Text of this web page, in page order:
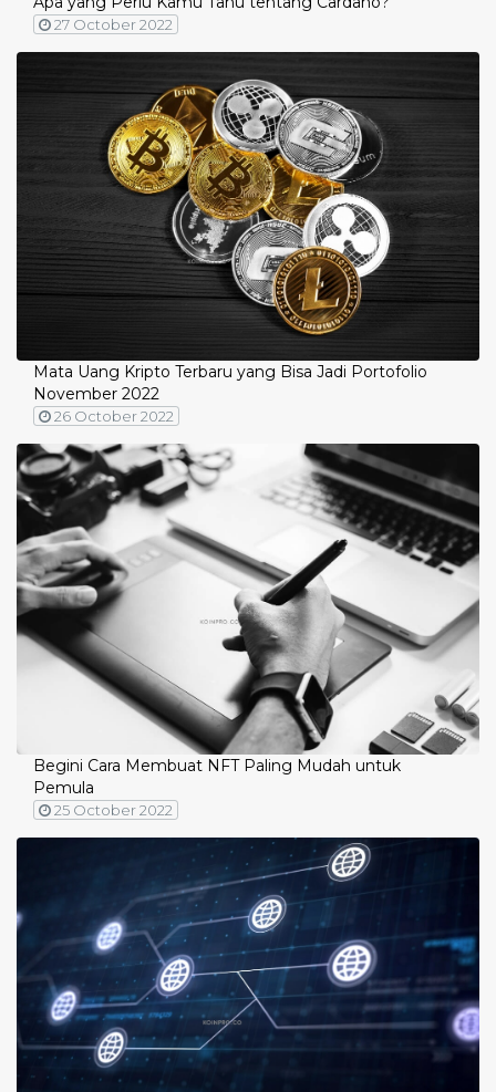
27 October 2022
Mata Uang Kripto Terbaru yang Bisa Jadi Portofolio
November 2022
26 October 2022
Begini Cara Membuat NFT Paling Mudah untuk
Pemula
25 October 2022